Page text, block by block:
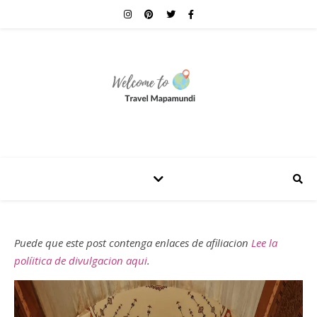
Puede que este post contenga enlaces de afiliacion Lee la
políitica de divulgacion aqui.